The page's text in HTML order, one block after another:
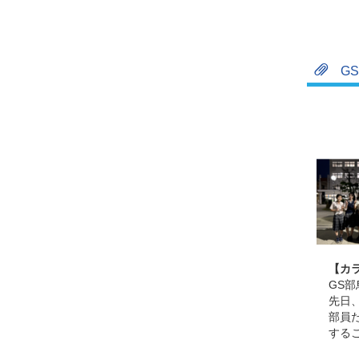
【
GS部
先日
部員
する